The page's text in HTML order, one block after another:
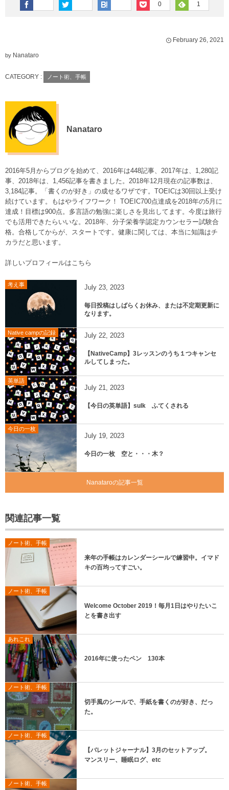
0 1
February 26, 2021
by Nanataro
CATEGORY : ノート術、手帳
Nanataro
2016年5月からブログを始めて、2016年は448記事、2017年は、1,280記
事、2018年は、1,456記事を書きました。2018年12月現在の記事数は、
3,184記事。「書くのが好き」の成せるワザです。TOEICは30回以上受け
続けています。もはやライフワーク！ TOEIC700点達成を2018年の5月に
達成！目標は900点。多言語の勉強に楽しさを見出してます。今度は旅行
でも活用できたらいいな。2018年、分子栄養学認定カウンセラー試験合
格。合格してからが、スタートです。健康に関しては、本当に知識はチ
カラだと思います。
詳しいプロフィールはこちら
考え事 July 23, 2023
毎日投稿はしばらくお休み、または不定期更新に
なります。
Native campの記録 July 22, 2023
【NativeCamp】3レッスンのうち１つキャンセ
ルしてしまった。
英単語
July 21, 2023
【今日の英単語】sulk ふてくされる
今日の一枚
July 19, 2023
今日の一枚 空と・・・木？
Nanataroの記事一覧
関連記事一覧
ノート術、手帳
来年の手帳はカレンダーシールで練習中。イマド
キの百均ってすごい。
ノート術、手帳
Welcome October 2019！毎月1日はやりたいこ
とを書き出す
あれこれ
2016年に使ったペン 130本
ノート術、手帳
切手風のシールで、手紙を書くのが好き、だっ
た。
ノート術、手帳
【バレットジャーナル】3月のセットアップ。
マンスリー、睡眠ログ、etc
ノート術、手帳